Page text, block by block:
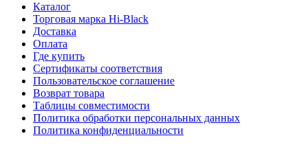
Каталог
Торговая марка Hi-Black
Доставка
Оплата
Где купить
Сертификаты соответствия
Пользовательское соглашение
Возврат товара
Таблицы совместимости
Политика обработки персональных данных
Политика конфиденциальности